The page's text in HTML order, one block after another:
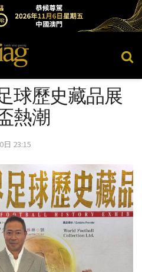
球歷史藏品展
熱潮
日 23:15